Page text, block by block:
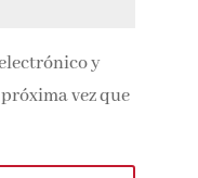
y
vez que